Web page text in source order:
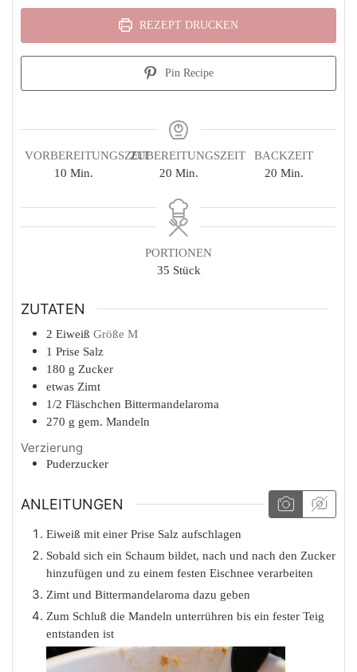
REZEPT DRUCKEN
Pin Recipe
VORBEREITUNGSZEIT
10Minuten
Min.
ZUBEREITUNGSZEIT
20Minuten
Min.
BACKZEIT
20Minuten
Min.
PORTIONEN
35 Stück
ZUTATEN
2 Eiweiß Größe M
1 Prise Salz
180 g Zucker
etwas Zimt
1/2 Fläschchen Bittermandelaroma
270 g gem. Mandeln
Verzierung
Puderzucker
ANLEITUNGEN
Eiweiß mit einer Prise Salz aufschlagen
Sobald sich ein Schaum bildet, nach und nach den Zucker
hinzufügen und zu einem festen Eischnee verarbeiten
Zimt und Bittermandelaroma dazu geben
Zum Schluß die Mandeln unterrühren bis ein fester Teig
entstanden ist